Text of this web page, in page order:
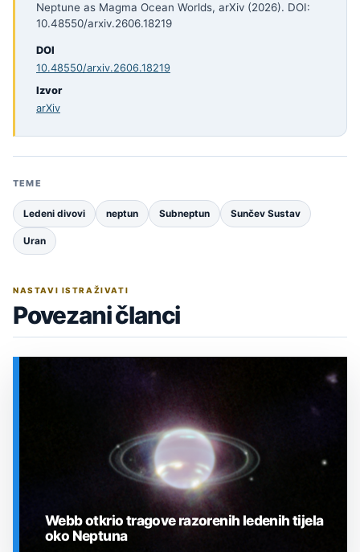
Neptune as Magma Ocean Worlds, arXiv (2026). DOI:
10.48550/arxiv.2606.18219
DOI
10.48550/arxiv.2606.18219
Izvor
arXiv
TEME
Ledeni divovi neptun Subneptun Sunčev Sustav
Uran
NASTAVI ISTRAŽIVATI
Povezani članci
Webb otkrio tragove razorenih ledenih tijela
oko Neptuna